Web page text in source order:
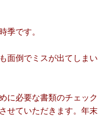
季です。
面倒でミスが出てしまい
に必要な書類のチェック
せていただきます。年末